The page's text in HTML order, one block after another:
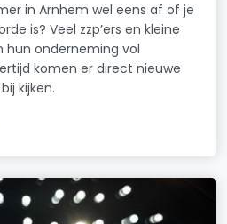
in Arnhem wel eens af of je
is? Veel zzp’ers en kleine
hun onderneming vol
komen er direct nieuwe
kijken.